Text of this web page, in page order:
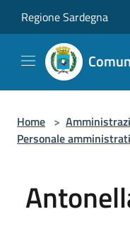
Regione Sardegna
Home >
Personale